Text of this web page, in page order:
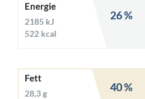
Energie
2185 kJ
522 kcal
26 %
Fett
28,3 g 40 %